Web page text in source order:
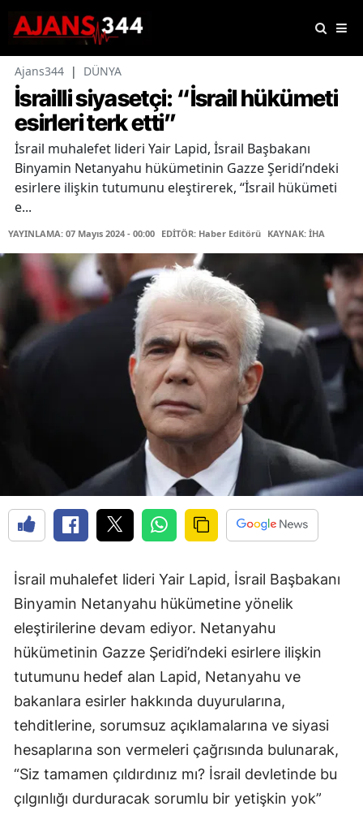
Ajans344 | DÜNYA
İsrailli siyasetçi: “İsrail hükümeti
esirleri terk etti”
İsrail muhalefet lideri Yair Lapid, İsrail Başbakanı
Binyamin Netanyahu hükümetinin Gazze Şeridi’ndeki
esirlere ilişkin tutumunu eleştirerek, “İsrail hükümeti
e...
YAYINLAMA: 07 Mayıs 2024 - 00:00 EDİTÖR: Haber Editörü KAYNAK: İHA
İsrail muhalefet lideri Yair Lapid, İsrail Başbakanı
Binyamin Netanyahu hükümetine yönelik
eleştirilerine devam ediyor. Netanyahu
hükümetinin Gazze Şeridi’ndeki esirlere ilişkin
tutumunu hedef alan Lapid, Netanyahu ve
bakanlara esirler hakkında duyurularına,
tehditlerine, sorumsuz açıklamalarına ve siyasi
hesaplarına son vermeleri çağrısında bulunarak,
“Siz tamamen çıldırdınız mı? İsrail devletinde bu
çılgınlığı durduracak sorumlu bir yetişkin yok”